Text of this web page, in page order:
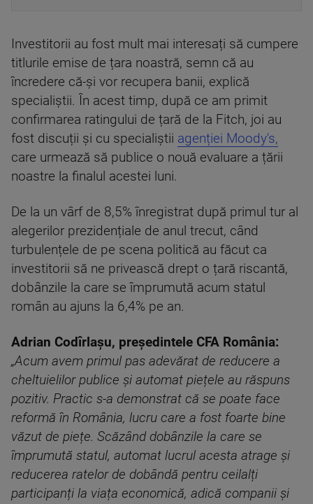
Investitorii au fost mult mai interesați să cumpere
titlurile emise de țara noastră, semn că au
încredere că-și vor recupera banii, explică
specialiștii. În acest timp, după ce am primit
confirmarea ratingului de țară de la Fitch, joi au
fost discuții și cu specialiștii agenției Moody's,
care urmează să publice o nouă evaluare a țării
noastre la finalul acestei luni.
De la un vârf de 8,5% înregistrat după primul tur al
alegerilor prezidențiale de anul trecut, când
turbulențele de pe scena politică au făcut ca
investitorii să ne privească drept o țară riscantă,
dobânzile la care se împrumută acum statul
român au ajuns la 6,4% pe an.
Adrian Codîrlașu, președintele CFA România:
„Acum avem primul pas adevărat de reducere a
cheltuielilor publice și automat piețele au răspuns
pozitiv. Practic s-a demonstrat că se poate face
reformă în România, lucru care a fost foarte bine
văzut de piețe. Scăzând dobânzile la care se
împrumută statul, automat lucrul acesta atrage și
reducerea ratelor de dobândă pentru ceilalți
participanți la viața economică, adică companii și